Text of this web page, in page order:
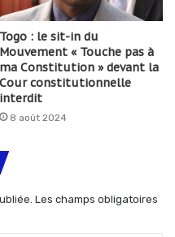
Togo : le sit-in du
Mouvement « Touche pas à
ma Constitution » devant la
Cour constitutionnelle
interdit
8 août 2024
Les champs obligatoires